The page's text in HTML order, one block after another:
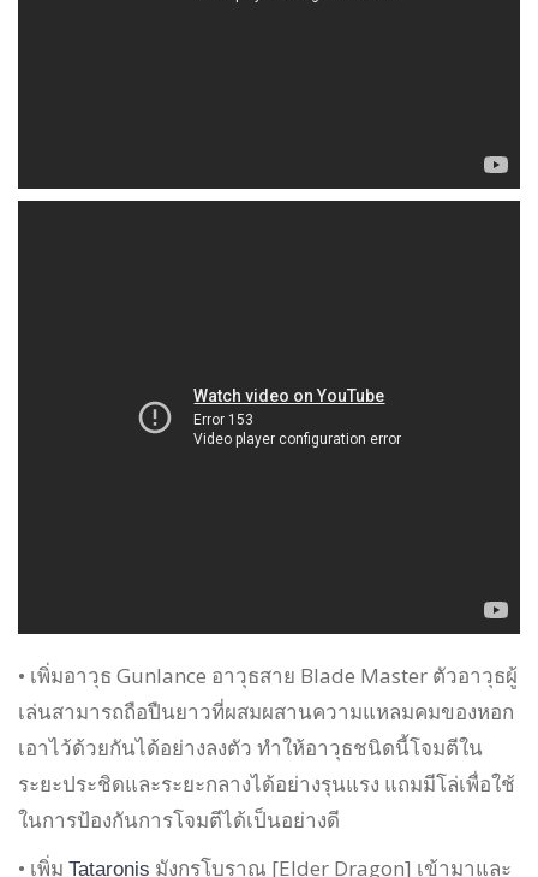
• เพิ่มอาวุธ Gunlance อาวุธสาย Blade Master ตัวอาวุธผู้
เล่นสามารถถือปืนยาวที่ผสมผสานความแหลมคมของหอก
เอาไว้ด้วยกันได้อย่างลงตัว ทำให้อาวุธชนิดนี้โจมตีใน
ระยะประชิดและระยะกลางได้อย่างรุนแรง แถมมีโล่เพื่อใช้
ในการป้องกันการโจมตีได้เป็นอย่างดี
• เพิ่ม Tataronis มังกรโบราณ [Elder Dragon] เข้ามาและ